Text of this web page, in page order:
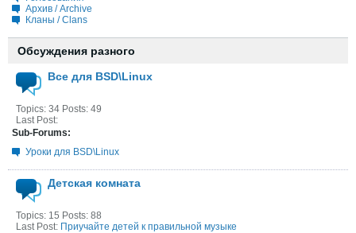
Архив / Archive
Кланы / Clans
Обсуждения разного
Все для BSD\Linux
Topics: 34 Posts: 49
Last Post:
Sub-Forums:
Уроки для BSD\Linux
Детская комната
Topics: 15 Posts: 88
Last Post: Приучайте детей к правильной музыке